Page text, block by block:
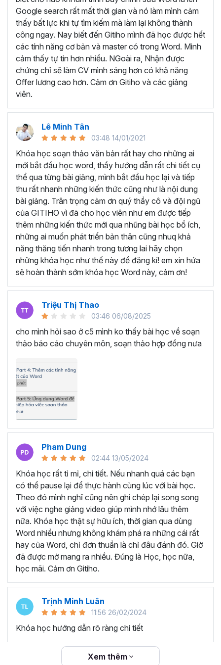
Biết cáchhình thành tư duy để bắt đầu soạn
thảo văn bản
Thành thạo cáchcài đặt và định dạng cơ bản
Thành thạo trong việcthiết kế các đối tượng
Thành thạo các tính năng đặc biệttrong Word như
trình bày văn bản dạng cột, tạo mục lục, tạo danh
mục tham khảo, trộn văn bản, ghi Macro, Tracking…
Thực hành
đồng, báo cáo chuyên môn…
Như vậy, khi học Word bạn sẽ được trang bị đầy đủ kỹ
năng và kiến thức cần thiết để trở thành chuyên gia soạn
thảo văn bản. Từ những kiến thức đó bạn có thể tạo ra
những tài liệu chuyên nghiệp, chỉn chu cũng như biết cách
quản lý tài liệu và thao tác nhanh chóng, nâng cao hiệu
suất làm việc.
TRỞ THÀNH CHUYÊN GIA
SOẠN THẢO VĂN BẢN VỚI
KHÓA HỌC TUYỆT ĐỈNH
MICROSOFT WORD
Bạn sẽ trở thành chuyên gia soạn thảo văn bản trong
Học Word sẽ giúp bạn từ một người chỉ biết sử dụng Word
cơ bản như soạn thảo văn bản thông thường trở thành
một người nắm trọn các tính năng, thành thạo các thao
tác chỉ trong 7 giờ học tập.
hình thành tư duy soạn thảo nhạy bén, linh hoạt, hoàn
thành mọi công việc nhanh chóng và khoa học. Đồng
thời, sự thành thạo Microsoft Word sẽ tạo ra cơ hội thăng
tiến trong công việc, mở ra cánh cửa cho sự phát triển và
tiến bộ trên con đường sự nghiệp.
Đặc biệt, bạn chỉ cần bỏ ra một số tiền rất nhỏ là đã có
thể sở hữu khóa học trọn đời với nội dung được các giảng
viên cập nhật liên tục đảm bảo kiến thức mới nhất cho
người học. Bất cứ khi nào quên kiến thức, bạn có thể mở
lại khóa học và ôn tập lại, từ đó tăng khả năng ghi nhớ
hiệu quả hơn.
TẠI SAO NÊN THAM GIA
KHÓA HỌC WORD ONLINE?
Word là một trong những công cụ tin học mà bất kỳ nhân
viên văn phòng nào cần hiểu và nắm vững. Có thể là bạn
trường, nhưng đó chỉ là những kiến thức cơ bản và chưa
đủ sâu để triển khai công việc thực tế.
Thực trạn, nhiều bạn đi làm đã quên gần hết các thao tác
trên Word do lâu không sử dụng. Không biết các mẹo và
thủ thuật làm việc với Word để tiết kiệm thời gian vì trước
đây chưa được đào tạo chuyên sâu.
Google search rất mất thời gian và nó làm mình cảm
thấy bất lực khi tự tìm kiếm mà làm lại không thành
công ngay. Nay biết đến Gitiho mình đã học được hết
các tính năng cơ bản và master có trong Word. Mình
cảm thấy tự tin hơn nhiều. NGoài ra, Nhận được
chứng chỉ sẽ làm CV mình sáng hơn có khả năng
Offer lương cao hơn. Cảm ơn Gitiho và các giảng
viên.
Lê Minh Tân
03:48 14/01/2021
Khóa học soạn thảo văn bản rất hay cho những ai
mới bắt đầu học word, thầy hướng dẫn rất chi tiết cụ
thể qua từng bài giảng, mình bắt đầu học lại và tiếp
thu rất nhanh những kiến thức cũng như là nội dung
bài giảng. Trân trọng cảm ơn quý thầy cô và đội ngũ
của GITIHO vì đã cho học viên như em được tiếp
thêm những kiến thức mới qua nhũng bài học bổ ích,
những ai muốn phát triển bản thân cũng nhuq khả
năng thăng tiến nhanh trong tương lai hãy chọn
những khóa học như thế này để đăng kí! em xin hứa
sẽ hoàn thành sớm khóa học Word này, cảm ơn!
Triệu Thị Thao
03:46 06/08/2025
cho mình hỏi sao ở c5 mình ko thấy bài học về soạn
thảo báo cáo chuyên môn, soạn thảo hợp đồng nưa
Pham Dung
02:44 13/05/2024
Khóa học rất tỉ mỉ, chi tiết. Nếu nhanh quá các bạn
có thể pause lại để thực hành cùng lúc với bài học.
Theo đó mình nghĩ cũng nên ghi chép lại song song
với việc nghe giảng video giúp mình nhớ lâu thêm
nữa. Khóa học thật sự hữu ích, thời gian qua dùng
Word nhiều nhưng không khám phá ra những cái rất
hay của Word, chỉ đơn thuần là chỉ đâu đánh đó. Giờ
đã được mở mang ra nhiều. Đúng là Học, học nữa,
học mãi. Cảm ơn Gitiho.
Trịnh Minh Luân
11:56 26/02/2024
Khóa học hướng dẫn rõ ràng chi tiết
Xem thêm